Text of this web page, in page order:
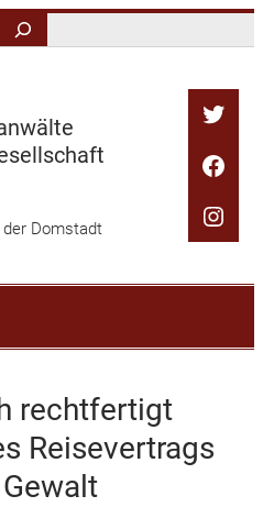
der Domstadt
rechtfertigt
Reisevertrags